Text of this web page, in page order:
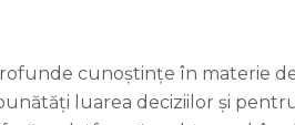
cunoștințe în materie
luarea deciziilor și